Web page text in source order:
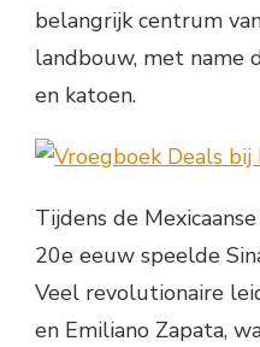
belangrijk centrum
landbouw, met name
en katoen.
Tijdens de
20e eeuw speelde
Veel revolutionaire
en Emiliano Zapata,